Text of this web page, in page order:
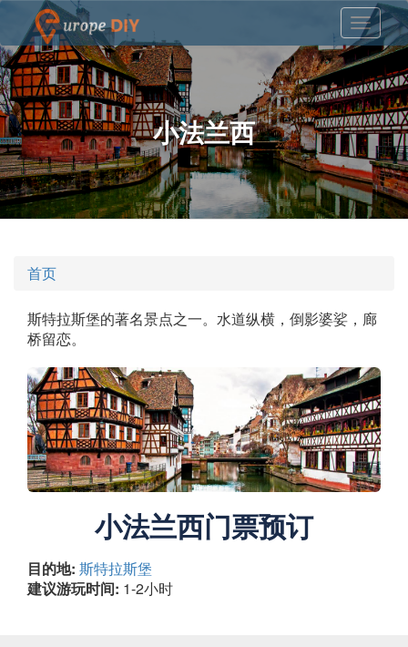
小法兰西
首页
斯特拉斯堡的著名景点之一。水道纵横，倒影婆娑，廊
桥留恋。
小法兰西门票预订
目的地: 斯特拉斯堡
建议游玩时间: 1-2小时